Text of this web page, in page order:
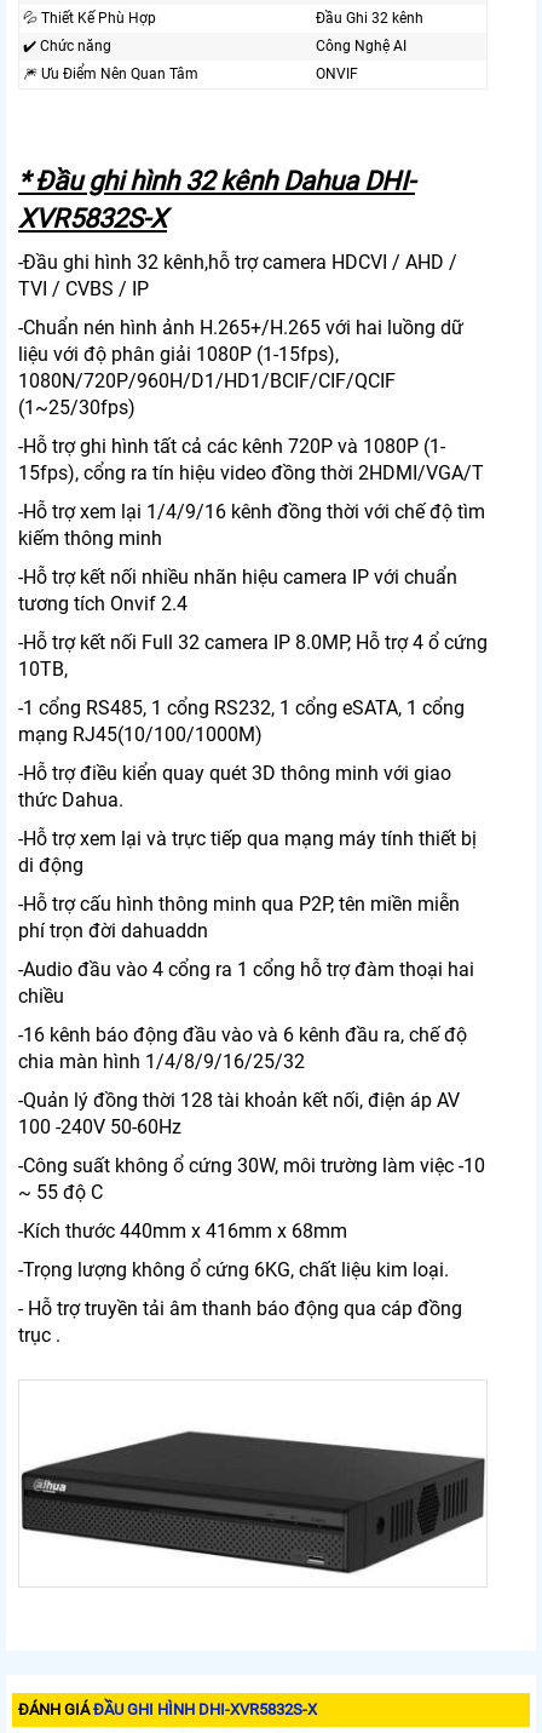
💦 Thiết Kế Phù Hợp
Đầu Ghi 32 kênh
✔️ Chức năng
Công Nghệ AI
🎆 Ưu Điểm Nên Quan Tâm
ONVIF
* Đầu ghi hình 32 kênh Dahua DHI-
XVR5832S-X
-Đầu ghi hình 32 kênh,hỗ trợ camera HDCVI / AHD /
TVI / CVBS / IP
-Chuẩn nén hình ảnh H.265+/H.265 với hai luồng dữ
liệu với độ phân giải 1080P (1-15fps),
1080N/720P/960H/D1/HD1/BCIF/CIF/QCIF
(1~25/30fps)
-Hỗ trợ ghi hình tất cả các kênh 720P và 1080P (1-
15fps), cổng ra tín hiệu video đồng thời 2HDMI/VGA/T
-Hỗ trợ xem lại 1/4/9/16 kênh đồng thời với chế độ tìm
kiếm thông minh
-Hỗ trợ kết nối nhiều nhãn hiệu camera IP với chuẩn
tương tích Onvif 2.4
-Hỗ trợ kết nối Full 32 camera IP 8.0MP, Hỗ trợ 4 ổ cứng
10TB,
-1 cổng RS485, 1 cổng RS232, 1 cổng eSATA, 1 cổng
mạng RJ45(10/100/1000M)
-Hỗ trợ điều kiển quay quét 3D thông minh với giao
thức Dahua.
-Hỗ trợ xem lại và trực tiếp qua mạng máy tính thiết bị
di động
-Hỗ trợ cấu hình thông minh qua P2P, tên miền miễn
phí trọn đời dahuaddn
-Audio đầu vào 4 cổng ra 1 cổng hỗ trợ đàm thoại hai
chiều
-16 kênh báo động đầu vào và 6 kênh đầu ra, chế độ
chia màn hình 1/4/8/9/16/25/32
-Quản lý đồng thời 128 tài khoản kết nối, điện áp AV
100 -240V 50-60Hz
-Công suất không ổ cứng 30W, môi trường làm việc -10
~ 55 độ C
-Kích thước 440mm x 416mm x 68mm
-Trọng lượng không ổ cứng 6KG, chất liệu kim loại.
- Hỗ trợ truyền tải âm thanh báo động qua cáp đồng
trục .
ĐÁNH GIÁĐẦU GHI HÌNH DHI-XVR5832S-X